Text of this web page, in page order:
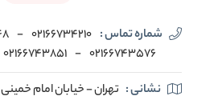
شماره تماس : 02166734210
-
02166743576
-
02166743851
نشانی : تهران - خیابان امام